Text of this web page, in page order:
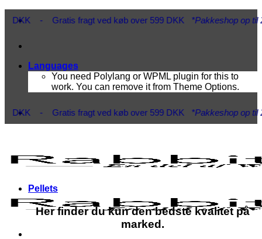
- Gratis fragt ved køb over 599 DKK*Pakkeshop op til 20 kg*-
Languages
You need Polylang or WPML plugin for this to
work. You can remove it from Theme Options.
- Gratis fragt ved køb over 599 DKK*Pakkeshop op til 20 kg*-
Pellets
Her finder du kun den bedste kvalitet på
marked.